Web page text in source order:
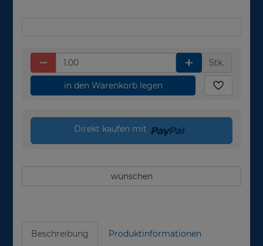
Stk.
in den Warenkorb legen
Direkt kaufen mit
wünschen
Beschreibung Produktinformationen